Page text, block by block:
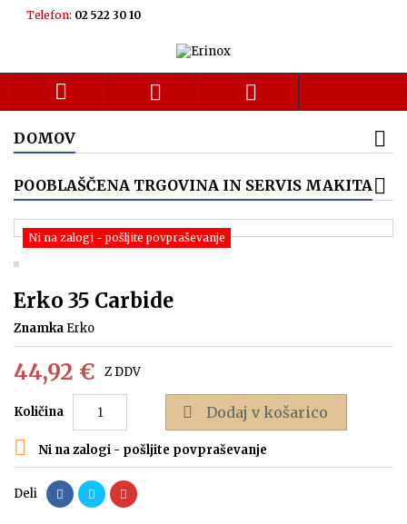
Telefon: 02 522 30 10
  
DOMOV
POOBLAŠČENA TRGOVINA IN SERVIS MAKITA
Ni na zalogi - pošljite povpraševanje
Erko 35 Carbide
Znamka Erko
44,92 € Z DDV
Količina  Dodaj v košarico
 Ni na zalogi - pošljite povpraševanje
Deli